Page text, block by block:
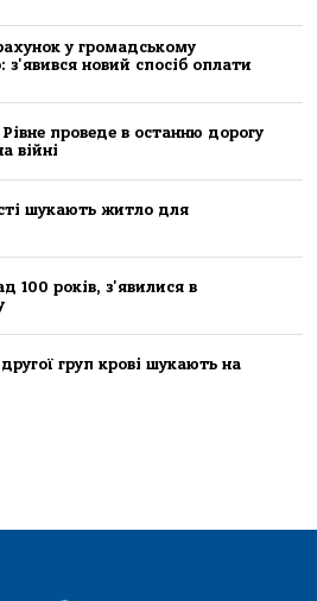
у громадському
з'явився новий спосіб оплати
проведе в останню дорогу
війні
шукають житло для
100 років, з'явилися в
груп крові шукають на